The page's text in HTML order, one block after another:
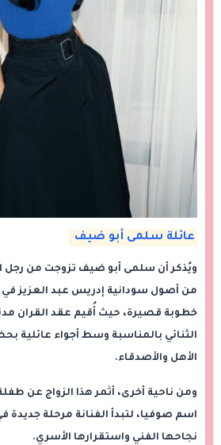
عائلة سلمى أبو ضيف
ويُذكر أن سلمى أبو ضيف تزوجت من رجل
خطوبة قصيرة، حيث أُقيم عقد القران
الثنائي بالمناسبة وسط أجواء عائلية
الأهل والأصدقاء.
ومن ناحية أخرى، أثمر هذا الزواج عن
اسم صوفيا، لتبدأ الفنانة مرحلة جديدة
نجاحها الفني واستقرارها الأسري.